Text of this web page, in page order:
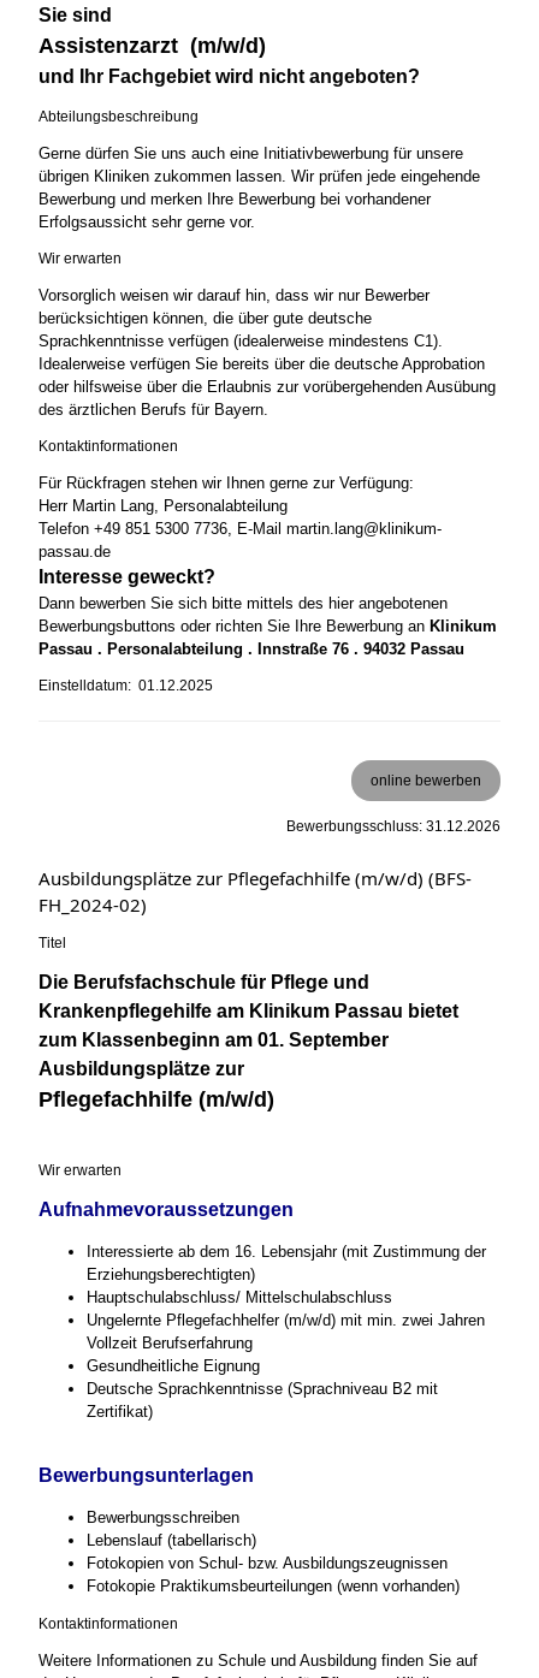
Sie sind
Assistenzarzt (m/w/d)
und Ihr Fachgebiet wird nicht angeboten?
Abteilungsbeschreibung
Gerne dürfen Sie uns auch eine Initiativbewerbung für unsere
übrigen Kliniken zukommen lassen. Wir prüfen jede eingehende
Bewerbung und merken Ihre Bewerbung bei vorhandener
Erfolgsaussicht sehr gerne vor.
Wir erwarten
Vorsorglich weisen wir darauf hin, dass wir nur Bewerber
berücksichtigen können, die über gute deutsche
Sprachkenntnisse verfügen (idealerweise mindestens C1).
Idealerweise verfügen Sie bereits über die deutsche Approbation
oder hilfsweise über die Erlaubnis zur vorübergehenden Ausübung
des ärztlichen Berufs für Bayern.
Kontaktinformationen
Für Rückfragen stehen wir Ihnen gerne zur Verfügung:
Herr Martin Lang, Personalabteilung
Telefon +49 851 5300 7736, E-Mail martin.lang@klinikum-
passau.de
Interesse geweckt?
Dann bewerben Sie sich bitte mittels des hier angebotenen
Bewerbungsbuttons oder richten Sie Ihre Bewerbung an Klinikum
Passau . Personalabteilung . Innstraße 76 . 94032 Passau
Einstelldatum: 01.12.2025
online bewerben
Bewerbungsschluss: 31.12.2026
Ausbildungsplätze zur Pflegefachhilfe (m/w/d) (BFS-
FH_2024-02)
Titel
Die Berufsfachschule für Pflege und
Krankenpflegehilfe am Klinikum Passau bietet
zum Klassenbeginn am 01. September
Ausbildungsplätze zur
Pflegefachhilfe (m/w/d)
Wir erwarten
Aufnahmevoraussetzungen
Interessierte ab dem 16. Lebensjahr (mit Zustimmung der
Erziehungsberechtigten)
Hauptschulabschluss/ Mittelschulabschluss
Ungelernte Pflegefachhelfer (m/w/d) mit min. zwei Jahren
Vollzeit Berufserfahrung
Gesundheitliche Eignung
Deutsche Sprachkenntnisse (Sprachniveau B2 mit
Zertifikat)
Bewerbungsunterlagen
Bewerbungsschreiben
Lebenslauf (tabellarisch)
Fotokopien von Schul- bzw. Ausbildungszeugnissen
Fotokopie Praktikumsbeurteilungen (wenn vorhanden)
Kontaktinformationen
Weitere Informationen zu Schule und Ausbildung finden Sie auf